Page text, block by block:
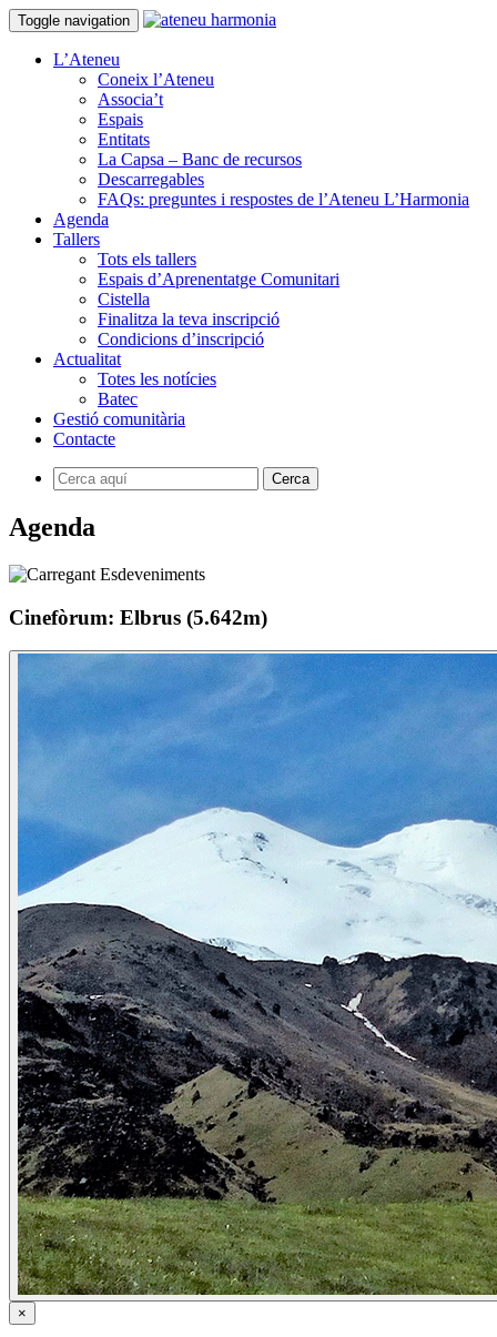
Toggle navigation
L’Ateneu
Coneix l’Ateneu
Associa’t
Espais
Entitats
La Capsa – Banc de recursos
Descarregables
FAQs: preguntes i respostes de l’Ateneu L’Harmonia
Agenda
Tallers
Tots els tallers
Espais d’Aprenentatge Comunitari
Cistella
Finalitza la teva inscripció
Condicions d’inscripció
Actualitat
Totes les notícies
Batec
Gestió comunitària
Contacte
Agenda
Cinefòrum: Elbrus (5.642m)
×